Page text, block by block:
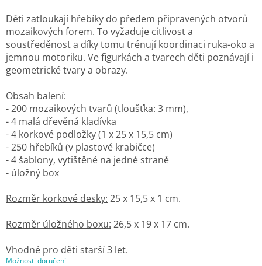
Možnosti doručení
Děti zatloukají hřebíky do předem připravených otvorů
mozaikových forem. To vyžaduje citlivost a
soustředěnost a díky tomu trénují koordinaci ruka-oko a
jemnou motoriku. Ve figurkách a tvarech děti poznávají i
geometrické tvary a obrazy.
Obsah balení:
- 200 mozaikových tvarů (tloušťka: 3 mm),
- 4 malá dřevěná kladívka
- 4 korkové podložky (1 x 25 x 15,5 cm)
- 250 hřebíků (v plastové krabičce)
- 4 šablony, vytištěné na jedné straně
- úložný box
Rozměr korkové desky: 25 x 15,5 x 1 cm.
Rozměr úložného boxu: 26,5 x 19 x 17 cm.
Vhodné pro děti starší 3 let.